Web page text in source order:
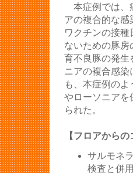
本症例では、
アの複合的な感
ワクチンの接
ないための豚房
育不良豚の発生
ニアの複合感染
も、本症例の
やローソニアを
られた。
【フロアから
サルモネ
検査と併